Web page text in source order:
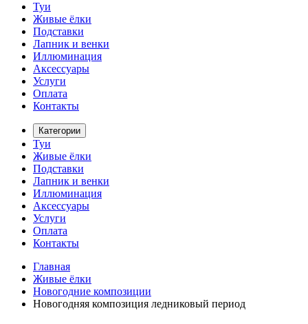
Туи
Живые ёлки
Подставки
Лапник и венки
Иллюминация
Аксессуары
Услуги
Оплата
Контакты
Категории
Туи
Живые ёлки
Подставки
Лапник и венки
Иллюминация
Аксессуары
Услуги
Оплата
Контакты
Главная
Живые ёлки
Новогодние композиции
Новогодняя композиция ледниковый период